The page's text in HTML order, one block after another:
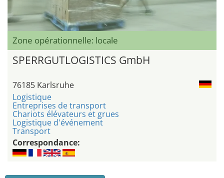
Zone opérationnelle: locale
SPERRGUTLOGISTICS GmbH
76185 Karlsruhe
Logistique
Entreprises de transport
Chariots élévateurs et grues
Logistique d'événement
Transport
Correspondance: